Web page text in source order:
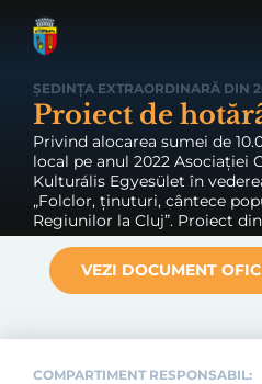
ȘEDINȚA EXTRAORDINARĂ DIN
Proiect de
Privind alocarea sumei de
local pe anul 2022 Asociației
Kulturális Egyesület în
„Folclor, ținuturi, cântece
Regiunilor la Cluj”. Proiect
VEZI DOCUMENT
COMPARTIMENT RESPONSABIL: